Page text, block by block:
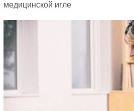
медицинской игле